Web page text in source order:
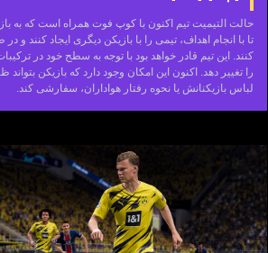
حالت التیمیت تیم اکنون با کوپ فوت همراه است که به
تا با انجام اهداف، تیمی را با بازیکن دیگری ایجاد کنند و
کنند. این تیم قادر خواهد بود با توجه به سطح خود در
را تغییر دهد. اکنون این امکان وجود دارد که بازیکن بتواند
لباس بازیکنانش یا نحوه رفتار هواداران، سفارشی کند.